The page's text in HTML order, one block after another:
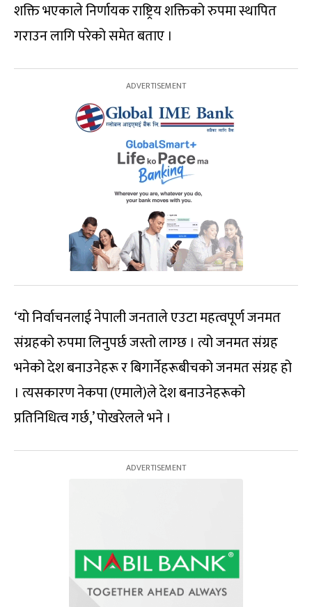
शक्ति भएकाले निर्णायक राष्ट्रिय शक्तिको रुपमा स्थापित
गराउन लागि परेको समेत बताए ।
‘यो निर्वाचनलाई नेपाली जनताले एउटा महत्वपूर्ण जनमत
संग्रहको रुपमा लिनुपर्छ जस्तो लाग्छ । त्यो जनमत संग्रह
भनेको देश बनाउनेहरू र बिगार्नेहरूबीचको जनमत संग्रह हो
। त्यसकारण नेकपा (एमाले)ले देश बनाउनेहरूको
प्रतिनिधित्व गर्छ,’ पोखरेलले भने ।